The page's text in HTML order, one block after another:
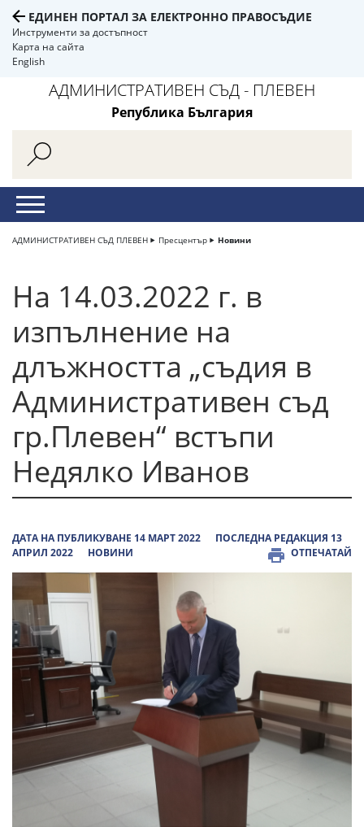
ЕДИНЕН ПОРТАЛ ЗА ЕЛЕКТРОННО ПРАВОСЪДИЕ
Инструменти за достъпност
Карта на сайта
English
АДМИНИСТРАТИВЕН СЪД - ПЛЕВЕН
Република България
АДМИНИСТРАТИВЕН СЪД ПЛЕВЕН Пресцентър Новини
На 14.03.2022 г. в
изпълнение на
длъжността „съдия в
Административен съд
гр.Плевен“ встъпи
Недялко Иванов
ДАТА НА ПУБЛИКУВАНЕ 14 МАРТ 2022
ПОСЛЕДНА РЕДАКЦИЯ 13
АПРИЛ 2022
НОВИНИ ОТПЕЧАТАЙ